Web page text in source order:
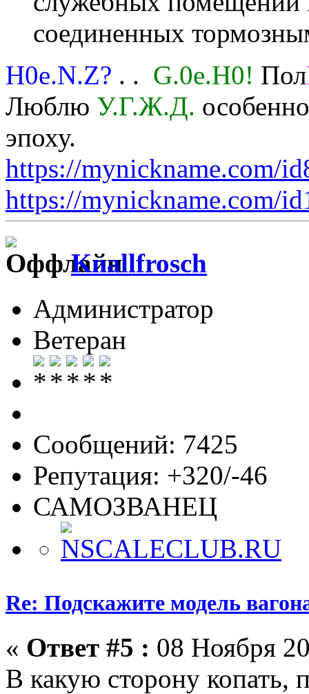
соединенных
H0e.N.Z? . . G.0e.H0! Пол
Люблю У.Г.Ж.Д.
эпоху.
https://mynickname.com/
https://mynickname.com/
Knallfrosch
Администратор
Ветеран
Сообщений: 7425
Репутация: +320/-46
САМОЗВАНЕЦ
Re: Подскажите модель
« Ответ #5 : 08 Ноября
В какую сторону копать,